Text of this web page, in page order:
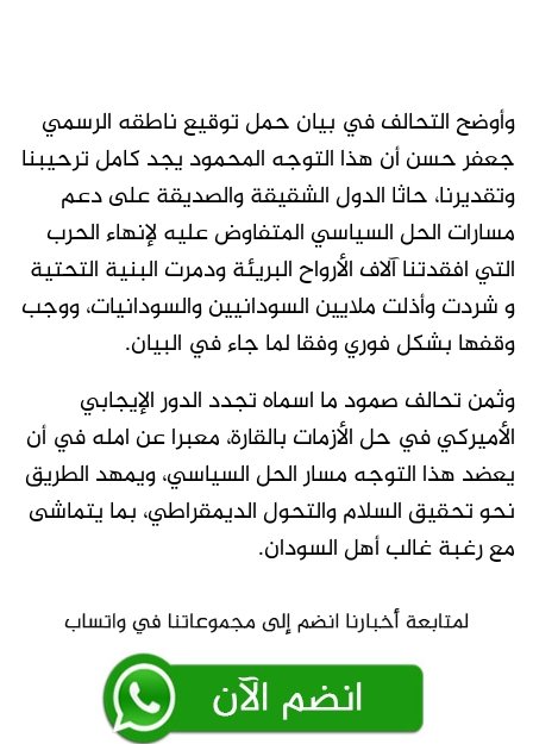
وأوضح التحالف في بيان حمل توقيع ناطقه الرسمي
جعفر حسن أن هذا التوجه المحمود يجد كامل ترحيبنا
وتقديرنا، حاثا الدول الشقيقة والصديقة على دعم
مسارات الحل السياسي المتفاوض عليه لإنهاء الحرب
التي افقدتنا آلاف الأرواح البريئة ودمرت البنية التحتية
و شردت وأذلت ملايين السودانيين والسودانيات، ووجب
وقفها بشكل فوري وفقا لما جاء في البيان.
وثمن تحالف صمود ما اسماه تجدد الدور الإيجابي
الأميركي في حل الأزمات بالقارة، معبرا عن امله في أن
يعضد هذا التوجه مسار الحل السياسي، ويمهد الطريق
نحو تحقيق السلام والتحول الديمقراطي، بما يتماشى
مع رغبة غالب أهل السودان.